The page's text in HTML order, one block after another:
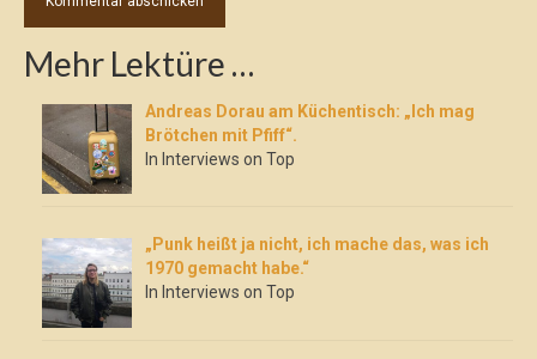
Mehr Lektüre …
Andreas Dorau am Küchentisch: „Ich mag
Brötchen mit Pfiff“.
In Interviews on Top
„Punk heißt ja nicht, ich mache das, was ich
1970 gemacht habe.“
In Interviews on Top